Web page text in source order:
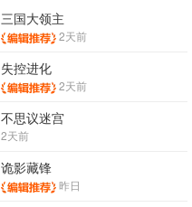
三国大领主
2天前
失控进化
2天前
不思议迷宫
2天前
诡影藏锋
昨日